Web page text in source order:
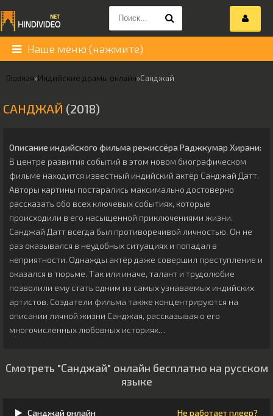
Наше меню (нажмите)
Главная»Индийские драмы онлайн»Санджай
САНДЖАЙ (2018)
Описание индийского фильма режиссёра Раджкумар Хирани:
В центре развития событий в этом новом биографическом
фильме находится известный индийский актёр Санджай Датт.
Авторы картины постарались максимально достоверно
рассказать обо всех ключевых событиях, которые
происходили в его насыщенной приключениями жизни.
Санджай Датт всегда был противоречивой личностью. Он не
раз оказывался в неудобных ситуациях и попадал в
неприятности. Однажды актёр даже совершил преступление и
оказался в тюрьме. Так или иначе, талант и трудолюбие
позволили ему стать одним из самых узнаваемых индийских
артистов. Создатели фильма также концентрируются на
описании личной жизни Санджая, рассказывая о его
многочисленных любовных историях…
Смотреть "Санджай" онлайн бесплатно на русском
языке
Санджай онлайн Не работает плеер?